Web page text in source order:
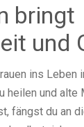
bringt
und
ins Leben
heilen und alte
fängst du an